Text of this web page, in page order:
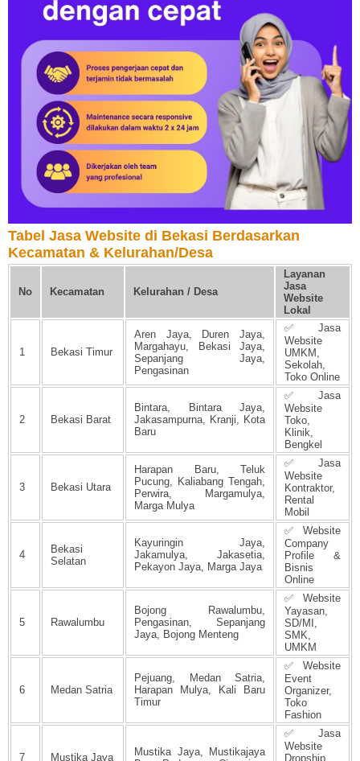
Tabel Jasa Website di Bekasi Berdasarkan
Kecamatan & Kelurahan/Desa
No Kecamatan Kelurahan / Desa
Layanan
Jasa
Website
Lokal
1 Bekasi Timur
Aren Jaya, Duren Jaya,
Margahayu, Bekasi Jaya,
Sepanjang Jaya,
Pengasinan
✅ Jasa
Website
UMKM,
Sekolah,
Toko Online
2 Bekasi Barat
Bintara, Bintara Jaya,
Jakasampurna, Kranji, Kota
Baru
✅ Jasa
Website
Toko,
Klinik,
Bengkel
3 Bekasi Utara
Harapan Baru, Teluk
Pucung, Kaliabang Tengah,
Perwira, Margamulya,
Marga Mulya
✅ Jasa
Website
Kontraktor,
Rental
Mobil
4
Bekasi
Selatan
Kayuringin Jaya,
Jakamulya, Jakasetia,
Pekayon Jaya, Marga Jaya
✅ Website
Company
Profile &
Bisnis
Online
5 Rawalumbu
Bojong Rawalumbu,
Pengasinan, Sepanjang
Jaya, Bojong Menteng
✅ Website
Yayasan,
SD/MI,
SMK,
UMKM
6 Medan Satria
Pejuang, Medan Satria,
Harapan Mulya, Kali Baru
Timur
✅ Website
Event
Organizer,
Toko
Fashion
7 Mustika Jaya
Mustika Jaya, Mustikajaya
✅ Jasa
Website
Dropship,